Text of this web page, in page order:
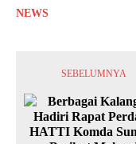
NEWS
SEBELUMNYA